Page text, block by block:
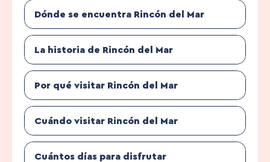
Dónde se encuentra Rincón del Mar
La historia de Rincón del Mar
Por qué visitar Rincón del Mar
Cuándo visitar Rincón del Mar
Cuántos días para disfrutar